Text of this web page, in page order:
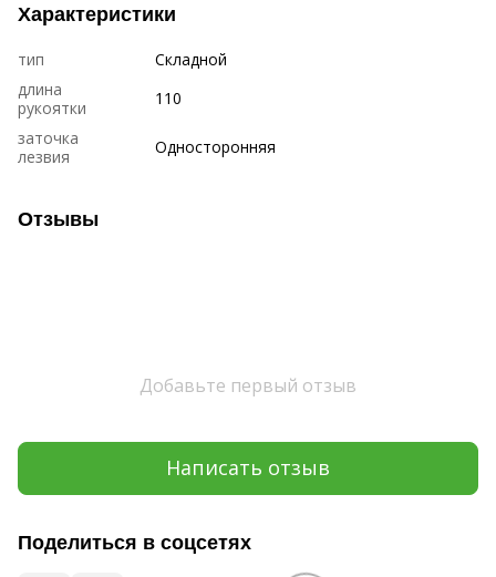
Характеристики
тип
Складной
длина
рукоятки
110
заточка
лезвия
Односторонняя
Отзывы
Добавьте первый отзыв
Написать отзыв
Поделиться в соцсетях